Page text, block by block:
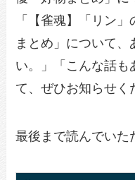
「【雀魂】「リン
まとめ」について
い。」「こんな話も
て、ぜひお知らせく
最後まで読んでいた